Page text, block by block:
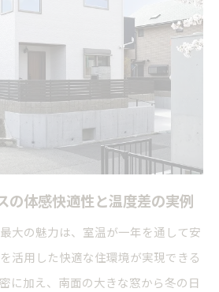
デメリットを徹底解説
ハウスのデメリットと改善策
隠れたデメリットを知るポイント
ッシブハウス失敗談まとめ
スの坪単価と予算面の課題
たいパッシブ設計の難点とは
ない家づくりの秘訣を紹介
の体感快適性と温度差の実例
大の魅力は、室温が一年を通して安
活用した快適な住環境が実現できる
に加え、南面の大きな窓から冬の日